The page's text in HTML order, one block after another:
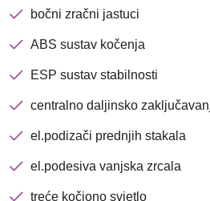
bočni zračni jastuci
ABS sustav kočenja
ESP sustav stabilnosti
centralno daljinsko
el.podizači prednjih stakala
el.podesiva vanjska zrcala
treće kočiono svjetlo
Nova lokacija -